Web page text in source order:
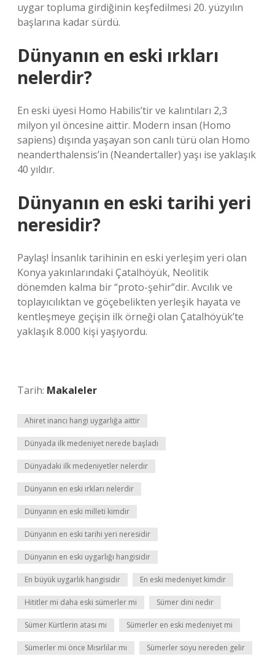
uygar topluma girdiğinin keşfedilmesi 20. yüzyılın
başlarına kadar sürdü.
Dünyanın en eski ırkları
nelerdir?
En eski üyesi Homo Habilis’tir ve kalıntıları 2,3
milyon yıl öncesine aittir. Modern insan (Homo
sapiens) dışında yaşayan son canlı türü olan Homo
neanderthalensis’in (Neandertaller) yaşı ise yaklaşık
40 yıldır.
Dünyanın en eski tarihi yeri
neresidir?
Paylaş! İnsanlık tarihinin en eski yerleşim yeri olan
Konya yakınlarındaki Çatalhöyük, Neolitik
dönemden kalma bir “proto-şehir”dir. Avcılık ve
toplayıcılıktan ve göçebelikten yerleşik hayata ve
kentleşmeye geçişin ilk örneği olan Çatalhöyük’te
yaklaşık 8.000 kişi yaşıyordu.
Tarih: Makaleler
Ahiret inancı hangi uygarlığa aittir
Dünyada ilk medeniyet nerede başladı
Dünyadaki ilk medeniyetler nelerdir
Dünyanın en eski ırkları nelerdir
Dünyanın en eski milleti kimdir
Dünyanın en eski tarihi yeri neresidir
Dünyanın en eski uygarlığı hangisidir
En büyük uygarlık hangisidir En eski medeniyet kimdir
Hititler mi daha eski sümerler mi Sümer dini nedir
Sümer Kürtlerin atası mı Sümerler en eski medeniyet mi
Sümerler mi önce Mısırlılar mı Sümerler soyu nereden gelir